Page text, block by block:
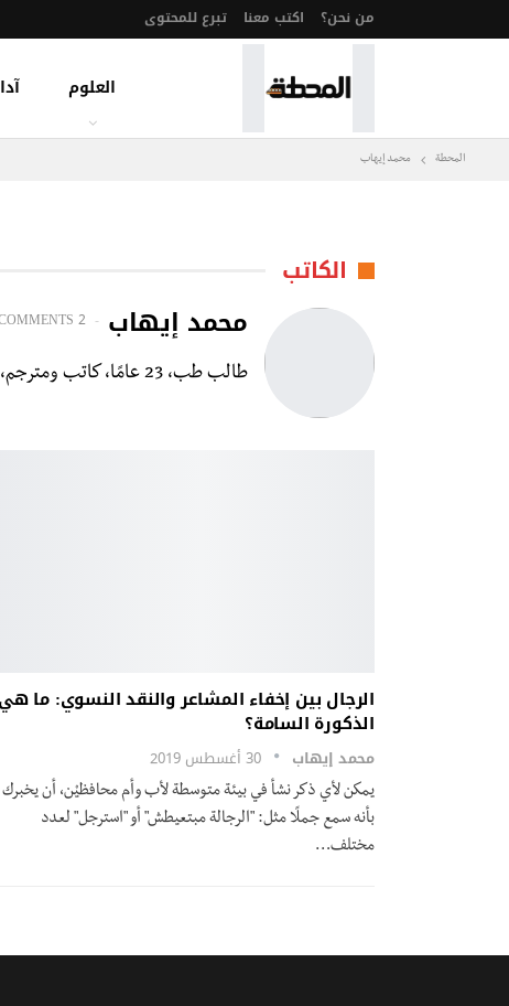
من نحن؟ اكتب معنا تبرع للمحتوى
العلوم
المحطة محمد إيهاب
الكاتب
محمد إيهاب 2 POSTS
طالب طب، 23 عامًا، كاتب ومترجم، مهتم بالفلسفة والعلوم الإنسانية، بالفنون خاصة الموسيقى والأدب. أحاول أن أفهم العالم وأن أفعل شيئًا ذا معنى فيه.
الرجال بين إخفاء المشاعر والنقد النسوي: ما هي
الذكورة السامة؟
محمد إيهاب 30 أغسطس 2019
يمكن لأي ذكر نشأ في بيئة متوسطة لأب وأم محافظيْن، أن يخبرك
بأنه سمع جملًا مثل: "الرجالة مبتعيطش" أو "استرجل" لعدد
مختلف…